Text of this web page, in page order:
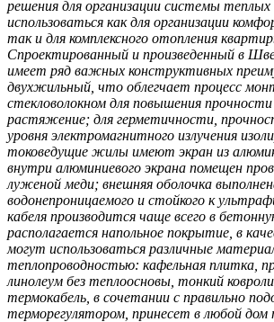
решения для организации системы
использоваться как для организации
так и для комплексного отопления
Спроектированный и произведенный в
имеет ряд важных конструктивных
двухжильный, что облегчает процесс
стекловолокном для повышения
растяжение; для герметичности,
уровня электромагнитного излучения
токоведущие жилы имеют экран из
внутри алюминиевого экрана помещен
луженой меди; внешняя оболочка
водонепроницаемого и стойкого к
кабеля производится чаще всего в
располагается напольное покрытие, в
могут использоваться различные
теплопроводностью: кафельная плитка,
линолеум без теплоосновы, тонкий
термокабель, в сочетании с правильно
терморегулятором, принесет в любой